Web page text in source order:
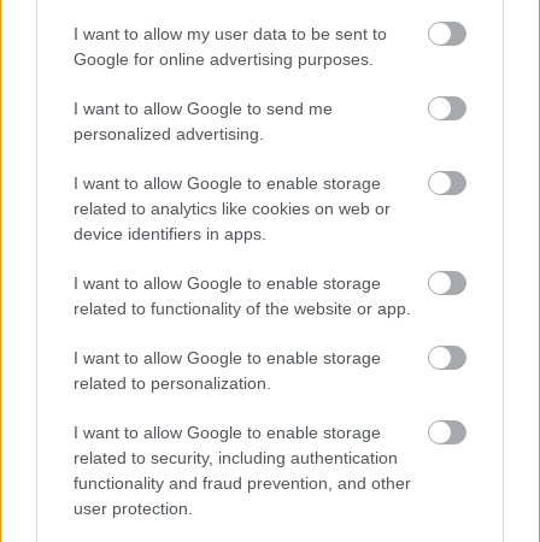
I want to allow my user data to be sent to
Google for online advertising purposes.
I want to allow Google to send me
personalized advertising.
I want to allow Google to enable storage
related to analytics like cookies on web or
device identifiers in apps.
I want to allow Google to enable storage
related to functionality of the website or app.
I want to allow Google to enable storage
related to personalization.
I want to allow Google to enable storage
related to security, including authentication
functionality and fraud prevention, and other
user protection.
Hírlevél feliratkozás
meg e-mail címét:
Megismertem és elfogadom a GDPR-szabályzat
Nem szeretne lemaradni semmiről? Csak egy kattintás, és hírlevelünk a
legfrissebb információkkal és exkluzív tartalmakkal hétről hétre
postaládájába érkezik!